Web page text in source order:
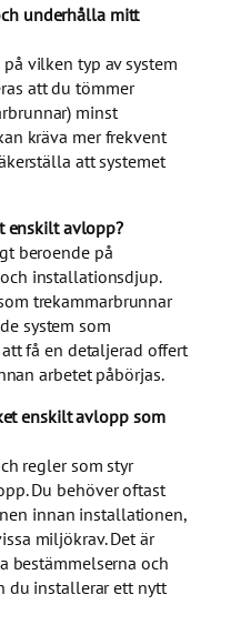
underhålla mitt
vilken typ av system
att du tömmer
minst
kräva mer frekvent
att systemet
enskilt avlopp?
beroende på
installationsdjup.
trekammarbrunnar
system som
få en detaljerad offert
arbetet påbörjas.
enskilt avlopp som
regler som styr
Du behöver oftast
innan installationen,
miljökrav. Det är
bestämmelserna och
du installerar ett nytt